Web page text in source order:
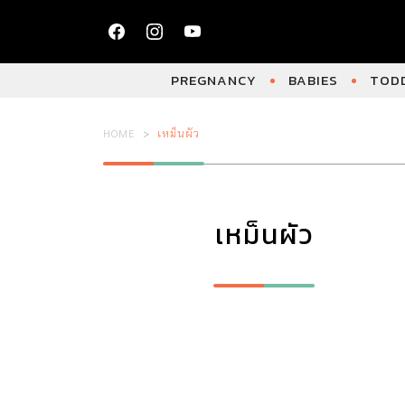
PREGNANCY BABIES
HOME เหม็นผัว
เหม็นผัว